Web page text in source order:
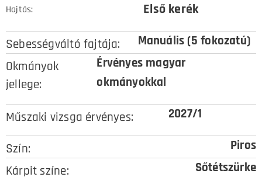
Hajtás: Első kerék
Sebességváltó fajtája:
Manuális (5 fokozatú)
Okmányok
jellege:
Érvényes magyar
okmányokkal
Műszaki vizsga érvényes: 2027/1
Szín:
Piros
Kárpit színe:
Sőtétszürke